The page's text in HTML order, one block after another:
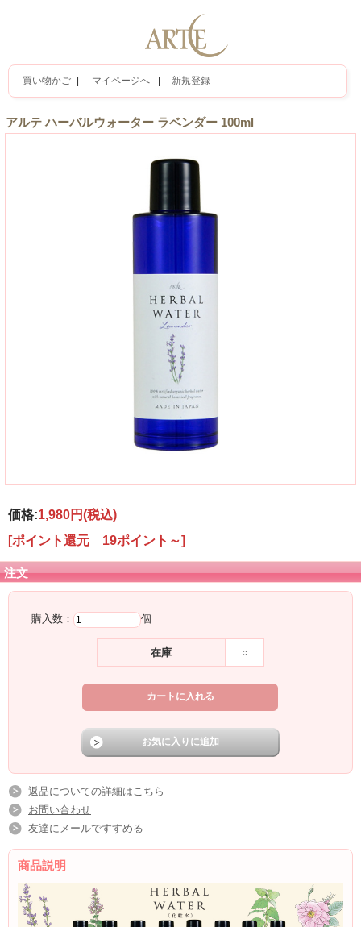
買い物かご マイページへ 新規登録
アルテ ハーバルウォーター ラベンダー 100ml
価格:1,980円(税込)
[ポイント還元 19ポイント～]
注文
購入数： 個
在庫 ○
返品についての詳細はこちら
お問い合わせ
友達にメールですすめる
商品説明